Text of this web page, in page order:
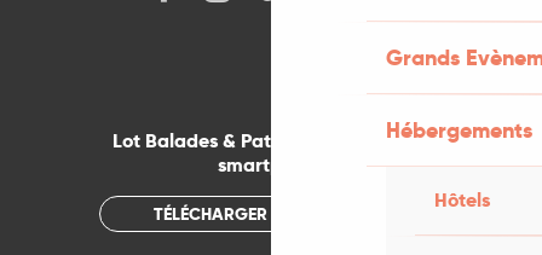
Grands
Hébergements
Hôtels
Lot Balades & Patrimoines sur votre
smartphone
TÉLÉCHARGER L'APPLICATION